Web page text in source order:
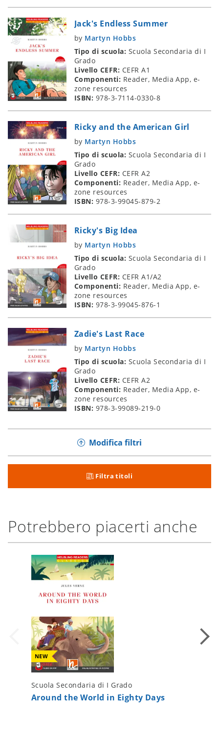
Jack's Endless Summer
by Martyn Hobbs
Tipo di scuola: Scuola Secondaria di I
Grado
Livello CEFR: CEFR A1
Componenti: Reader, Media App, e-
zone resources
ISBN: 978-3-7114-0330-8
Ricky and the American Girl
by Martyn Hobbs
Tipo di scuola: Scuola Secondaria di I
Grado
Livello CEFR: CEFR A2
Componenti: Reader, Media App, e-
zone resources
ISBN: 978-3-99045-879-2
Ricky's Big Idea
by Martyn Hobbs
Tipo di scuola: Scuola Secondaria di I
Grado
Livello CEFR: CEFR A1/A2
Componenti: Reader, Media App, e-
zone resources
ISBN: 978-3-99045-876-1
Zadie's Last Race
by Martyn Hobbs
Tipo di scuola: Scuola Secondaria di I
Grado
Livello CEFR: CEFR A2
Componenti: Reader, Media App, e-
zone resources
ISBN: 978-3-99089-219-0
Modifica filtri
Filtra titoli
Potrebbero piacerti anche
NEW
Scuola Secondaria di I Grado
Around the World in Eighty Days